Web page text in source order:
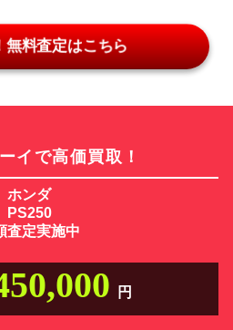
無料査定はこちら
イで高価買取！
ホンダ
PS250
査定実施中
円